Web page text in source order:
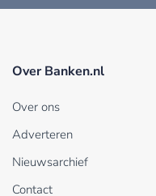
Over Banken.nl
Over ons
Adverteren
Nieuwsarchief
Contact